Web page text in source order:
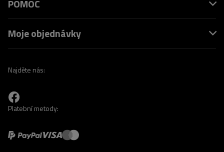
POMOC
Moje objednávky
Najděte nás:
Platební metody: